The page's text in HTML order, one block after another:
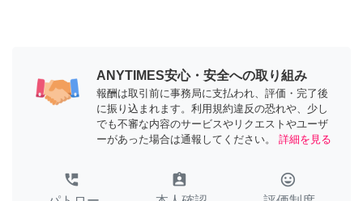
ANYTIMES安心・安全への取り組み
報酬は取引前に事務局に支払われ、評価・完了後
に振り込まれます。利用規約違反の恐れや、少し
でも不審な内容のサービスやリクエストやユーザ
ーがあった場合は通報してください。
詳細を見る
perm_phone_msg assignment_ind tag_faces